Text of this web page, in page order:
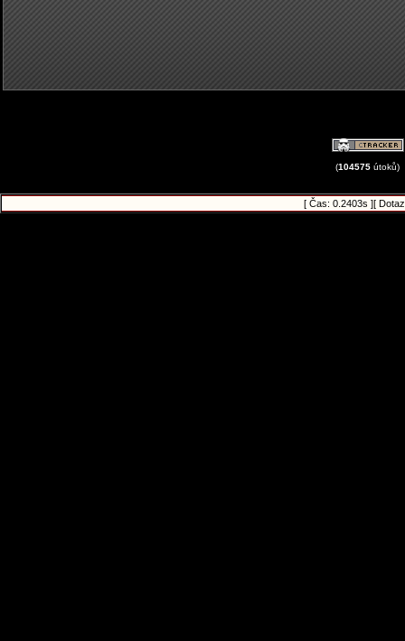
(104575 útoků)
[ Čas: 0.2403s ][